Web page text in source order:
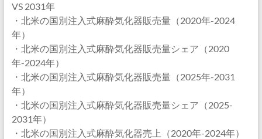
VS 2031年
・北米の国別注入式麻酔気化器販売量（2020年-2024
年）
・北米の国別注入式麻酔気化器販売量シェア（2020
年-2024年）
・北米の国別注入式麻酔気化器販売量（2025年-2031
年）
・北米の国別注入式麻酔気化器販売量シェア（2025-
2031年）
・北米の国別注入式麻酔気化器売上（2020年-2024年）